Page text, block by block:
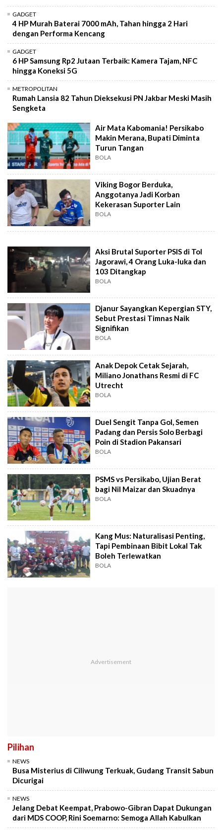
GADGET
4 HP Murah Baterai 7000 mAh, Tahan hingga 2 Hari
dengan Performa Kencang
GADGET
6 HP Samsung Rp2 Jutaan Terbaik: Kamera Tajam, NFC
hingga Koneksi 5G
METROPOLITAN
Rumah Lansia 82 Tahun Dieksekusi PN Jakbar Meski Masih
Sengketa
Air Mata Kabomania! Persikabo
Makin Merana, Bupati Diminta
Turun Tangan
BOLA
Viking Bogor Berduka,
Anggotanya Jadi Korban
Kekerasan Suporter Lain
BOLA
Aksi Brutal Suporter PSIS di Tol
Jagorawi, 4 Orang Luka-luka dan
103 Ditangkap
BOLA
Djanur Sayangkan Kepergian STY,
Sebut Prestasi Timnas Naik
Signifikan
BOLA
Anak Depok Cetak Sejarah,
Miliano Jonathans Resmi di FC
Utrecht
BOLA
Duel Sengit Tanpa Gol, Semen
Padang dan Persis Solo Berbagi
Poin di Stadion Pakansari
BOLA
PSMS vs Persikabo, Ujian Berat
bagi Nil Maizar dan Skuadnya
BOLA
Kang Mus: Naturalisasi Penting,
Tapi Pembinaan Bibit Lokal Tak
Boleh Terlewatkan
BOLA
Pilihan
NEWS
Busa Misterius di Ciliwung Terkuak, Gudang Transit Sabun
Dicurigai
NEWS
Jelang Debat Keempat, Prabowo-Gibran Dapat Dukungan
dari MDS COOP, Rini Soemarno: Semoga Allah Kabulkan